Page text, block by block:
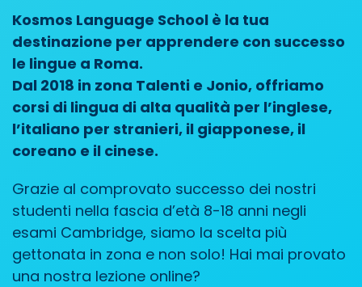
Kosmos Language School è la tua
destinazione per apprendere con successo
le lingue a Roma.
Dal 2018 in zona Talenti e Jonio, offriamo
corsi di lingua di alta qualità per l’inglese,
l’italiano per stranieri, il giapponese, il
coreano e il cinese.
Grazie al comprovato successo dei nostri
studenti nella fascia d’età 8-18 anni negli
esami Cambridge, siamo la scelta più
gettonata in zona e non solo! Hai mai provato
una nostra lezione online?